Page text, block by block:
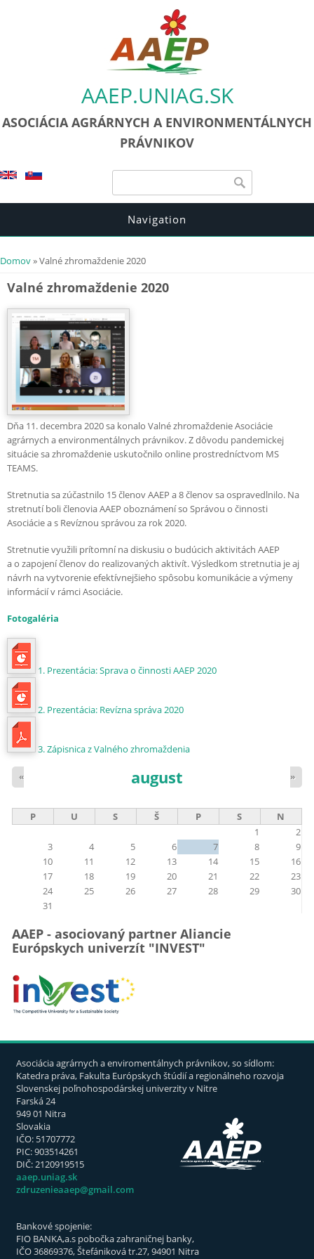
AAEP.UNIAG.SK
ASOCIÁCIA AGRÁRNYCH A ENVIRONMENTÁLNYCH
PRÁVNIKOV
Vyhľadávanie
Navigation
Nachádzate sa tu
Domov» Valné zhromaždenie 2020
Valné zhromaždenie 2020
Dňa 11. decembra 2020 sa konalo Valné zhromaždenie Asociácie
agrárnych a environmentálnych právnikov. Z dôvodu pandemickej
situácie sa zhromaždenie uskutočnilo online prostredníctvom MS
TEAMS.
Stretnutia sa zúčastnilo 15 členov AAEP a 8 členov sa ospravedlnilo. Na
stretnutí boli členovia AAEP oboznámení so Správou o činnosti
Asociácie a s Revíznou správou za rok 2020.
Stretnutie využili prítomní na diskusiu o budúcich aktivitách AAEP
a o zapojení členov do realizovaných aktivít. Výsledkom stretnutia je aj
návrh na vytvorenie efektívnejšieho spôsobu komunikácie a výmeny
informácií v rámci Asociácie.
Fotogaléria
1. Prezentácia: Sprava o činnosti AAEP 2020
2. Prezentácia: Revízna správa 2020
3. Zápisnica z Valného zhromaždenia
august
« »
P U S Š P S
N
1
2
3
4 5 6 7 8
9
10
11 12 13 14 15
16
17
18 19 20 21 22
23
24
25 26 27 28 29
30
31
AAEP - asociovaný partner Aliancie
Európskych univerzít "INVEST"
Asociácia agrárnych a enviromentálnych právnikov, so sídlom:
Katedra práva, Fakulta Európskych štúdií a regionálneho rozvoja
Slovenskej poľnohospodárskej univerzity v Nitre
Farská 24
949 01 Nitra
Slovakia
IČO: 51707772
PIC: 903514261
DIČ: 2120919515
aaep.uniag.sk
zdruzenieaaep@gmail.com
Bankové spojenie:
FIO BANKA,a.s pobočka zahraničnej banky,
IČO 36869376, Štefániková tr.27, 94901 Nitra